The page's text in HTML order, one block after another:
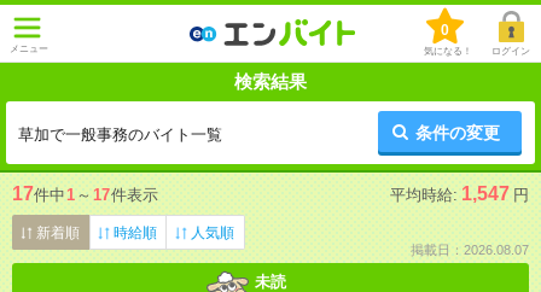
メニュー
0
気になる！ ログイン
検索結果
草加で一般事務のバイト一覧 条件の変更
17件中1 ～ 17件表示 平均時給: 1,547 円
新着順 時給順 人気順
掲載日：2026.08.07
未読